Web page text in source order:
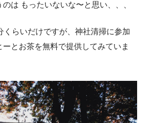
は もったいないな〜と思い、、、
くらいだけですが、神社清掃に参加
ーとお茶を無料で提供してみていま